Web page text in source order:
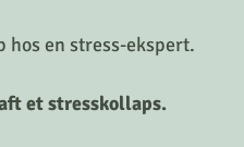
hos en stress-ekspert.
et stresskollaps.